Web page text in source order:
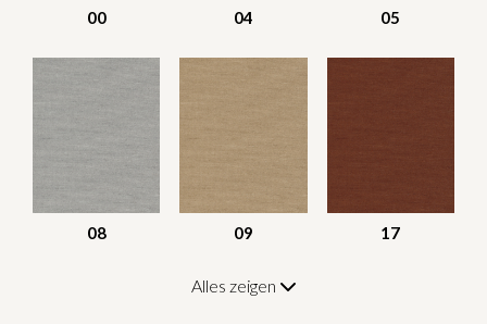
00 04 05
08 09 17
Alles zeigen